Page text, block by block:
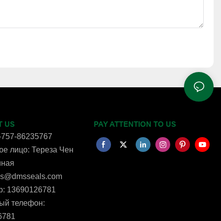
US
86235767
лицо: Тереза ​​Чен
13690126781
телефон:
PAY ATTENTION TO US